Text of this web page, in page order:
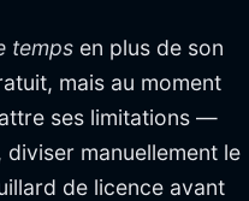
temps en plus de son
mais au moment
ses limitations —
manuellement le
de licence avant